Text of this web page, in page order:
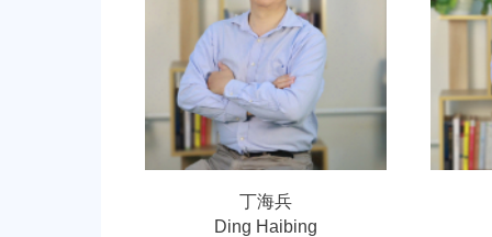
丁海兵
Ding Haibing